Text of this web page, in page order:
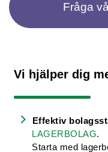
Fråga
Vi hjälper dig
Effektiv
LAGERBOLAG.
Starta med